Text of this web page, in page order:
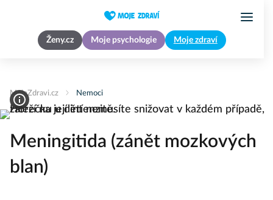
Ženy.cz Moje psychologie Moje zdraví
MojeZdravi.cz Nemoci
Meningitida (zánět mozkových
blan)